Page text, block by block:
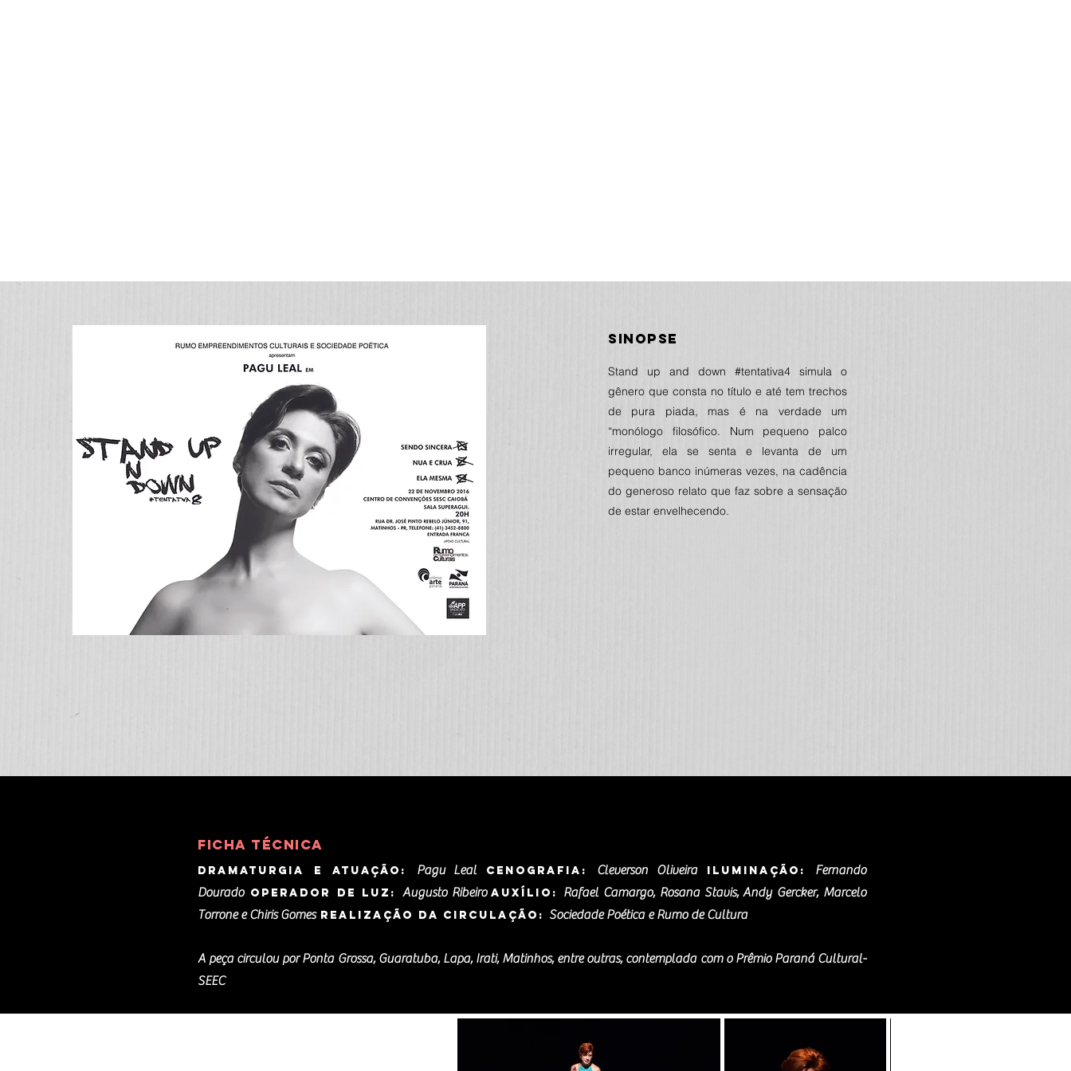
sinopse
Stand up and down #tentativa4 simula o
gênero que consta no título e até tem trechos
de pura piada, mas é na verdade um
“monólogo filosófico. Num pequeno palco
irregular, ela se senta e levanta de um
pequeno banco inúmeras vezes, na cadência
do generoso relato que faz sobre a sensação
de estar envelhecendo.
Ficha técnica
Dramaturgia e atuação: Pagu LealCenografia: Cleverson OliveiraIluminação: Fernando
DouradoOperador de Luz:Augusto Ribeiro Auxílio: Rafael Camargo, Rosana Stavis, Andy Gercker, Marcelo
Torrone e Chiris GomesRealização da Circulação: Sociedade Poética e Rumo de Cultura
A peça circulou por Ponta Grossa, Guaratuba, Lapa, Irati, Matinhos, entre outras, contemplada com o Prêmio Paraná Cultural-
SEEC